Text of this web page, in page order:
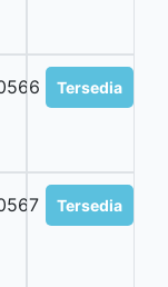
Tersedia
Tersedia